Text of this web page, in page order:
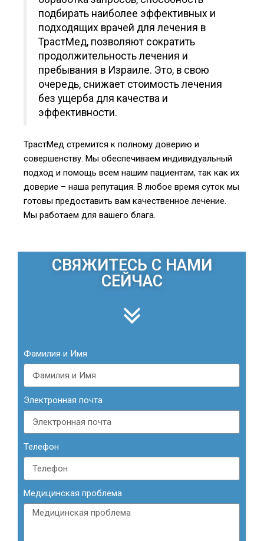
подбирать наиболее эффективных и
подходящих врачей для лечения в
ТрастМед, позволяют сократить
продолжительность лечения и
пребывания в Израиле. Это, в свою
очередь, снижает стоимость лечения
без ущерба для качества и
эффективности.
ТрастМед стремится к полному доверию и
совершенству. Мы обеспечиваем индивидуальный
подход и помощь всем нашим пациентам, так как их
доверие – наша репутация. В любое время суток мы
готовы предоставить вам качественное лечение.
Мы работаем для вашего блага.
СВЯЖИТЕСЬ С НАМИ
СЕЙЧАС
Фамилия и Имя
Электронная почта
Телефон
Медицинская проблема